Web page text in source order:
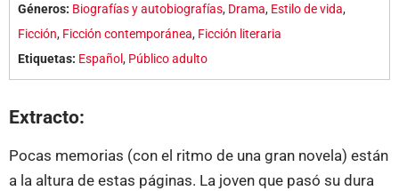
Géneros: Biografías y autobiografías, Drama, Estilo de vida,
Ficción, Ficción contemporánea, Ficción literaria
Etiquetas: Español, Público adulto
Extracto:
Pocas memorias (con el ritmo de una gran novela) están
a la altura de estas páginas. La joven que pasó su dura